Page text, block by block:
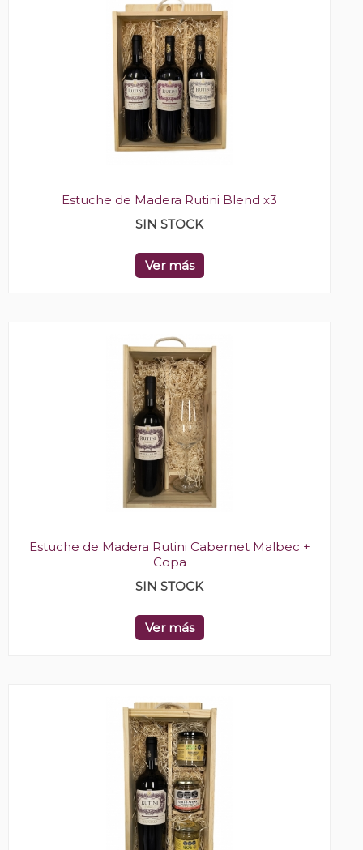
Estuche de Madera Rutini Blend x3
SIN STOCK
Ver más
Estuche de Madera Rutini Cabernet Malbec +
Copa
SIN STOCK
Ver más